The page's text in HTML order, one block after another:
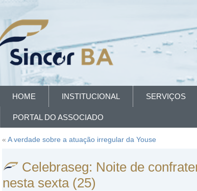
HOME INSTITUCIONAL SERVIÇOS
PORTAL DO ASSOCIADO
« A verdade sobre a atuação irregular da Youse
Celebraseg: Noite de
nesta sexta (25)